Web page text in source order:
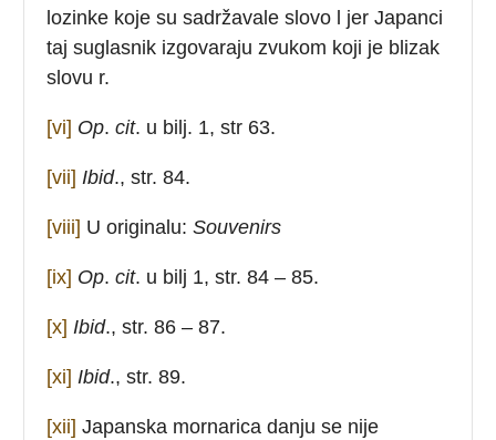
lozinke koje su sadržavale slovo l jer Japanci
taj suglasnik izgovaraju zvukom koji je blizak
slovu r.
[vi] Op.cit. u bilj. 1, str 63.
[vii] Ibid., str. 84.
[viii] U originalu:Souvenirs
[ix] Op.cit. u bilj 1, str. 84 – 85.
[x] Ibid., str. 86 – 87.
[xi] Ibid., str. 89.
[xii] Japanska mornarica danju se nije